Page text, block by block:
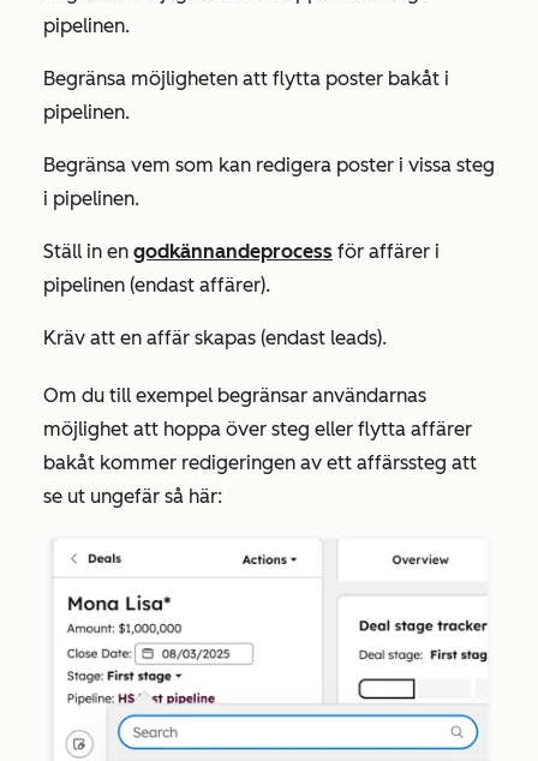
pipelinen.
Begränsa möjligheten att flytta poster bakåt i
pipelinen.
Begränsa vem som kan redigera poster i vissa steg
i pipelinen.
Ställ in en godkännandeprocess för affärer i
pipelinen (endast affärer).
Kräv att en affär skapas (endast leads).
Om du till exempel begränsar användarnas
möjlighet att hoppa över steg eller flytta affärer
bakåt kommer redigeringen av ett affärssteg att
se ut ungefär så här: